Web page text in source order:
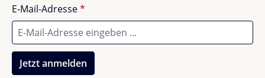
E-Mail-Adresse*
Jetzt anmelden